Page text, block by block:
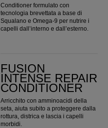
Conditioner formulato con
tecnologia brevettata a base di
Squalano e Omega‑9 per nutrire i
capelli dall’interno e dall’esterno.
FUSION
INTENSE REPAIR
CONDITIONER
Arricchito con amminoacidi della
seta, aiuta subito a proteggere dalla
rottura, districa e lascia i capelli
morbidi.